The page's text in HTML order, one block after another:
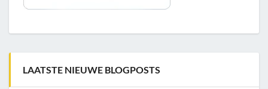
LAATSTE NIEUWE BLOGPOSTS